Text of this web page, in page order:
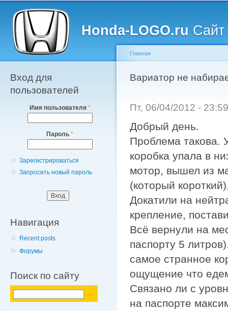
Honda-LOGO.ru Сайт
Главное меню
Вход для
пользователей
Имя пользователя *
Пароль *
Зарегистрироваться
Запросить новый пароль
Навигация
Recent posts
Форумы
Поиск по сайту
Вы здесь
Главная
Вариатор не
Пт, 06/04/2012 -
Добрый день.
Проблема такова.
коробка упала в
мотор, вышел из
(который
Докатили на
крепление,
Всё вернули на
паспорту 5
самое странное
ощущение что
Связано ли с
на паспорте